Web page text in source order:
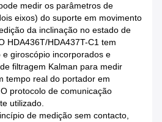
medir os parâmetros de
eixos) do suporte em movimento
da inclinação no estado de
HDA436T/HDA437T-C1 tem
giroscópio incorporados e
filtragem Kalman para medir
tempo real do portador em
protocolo de comunicação
utilizado.
de medição sem contacto,